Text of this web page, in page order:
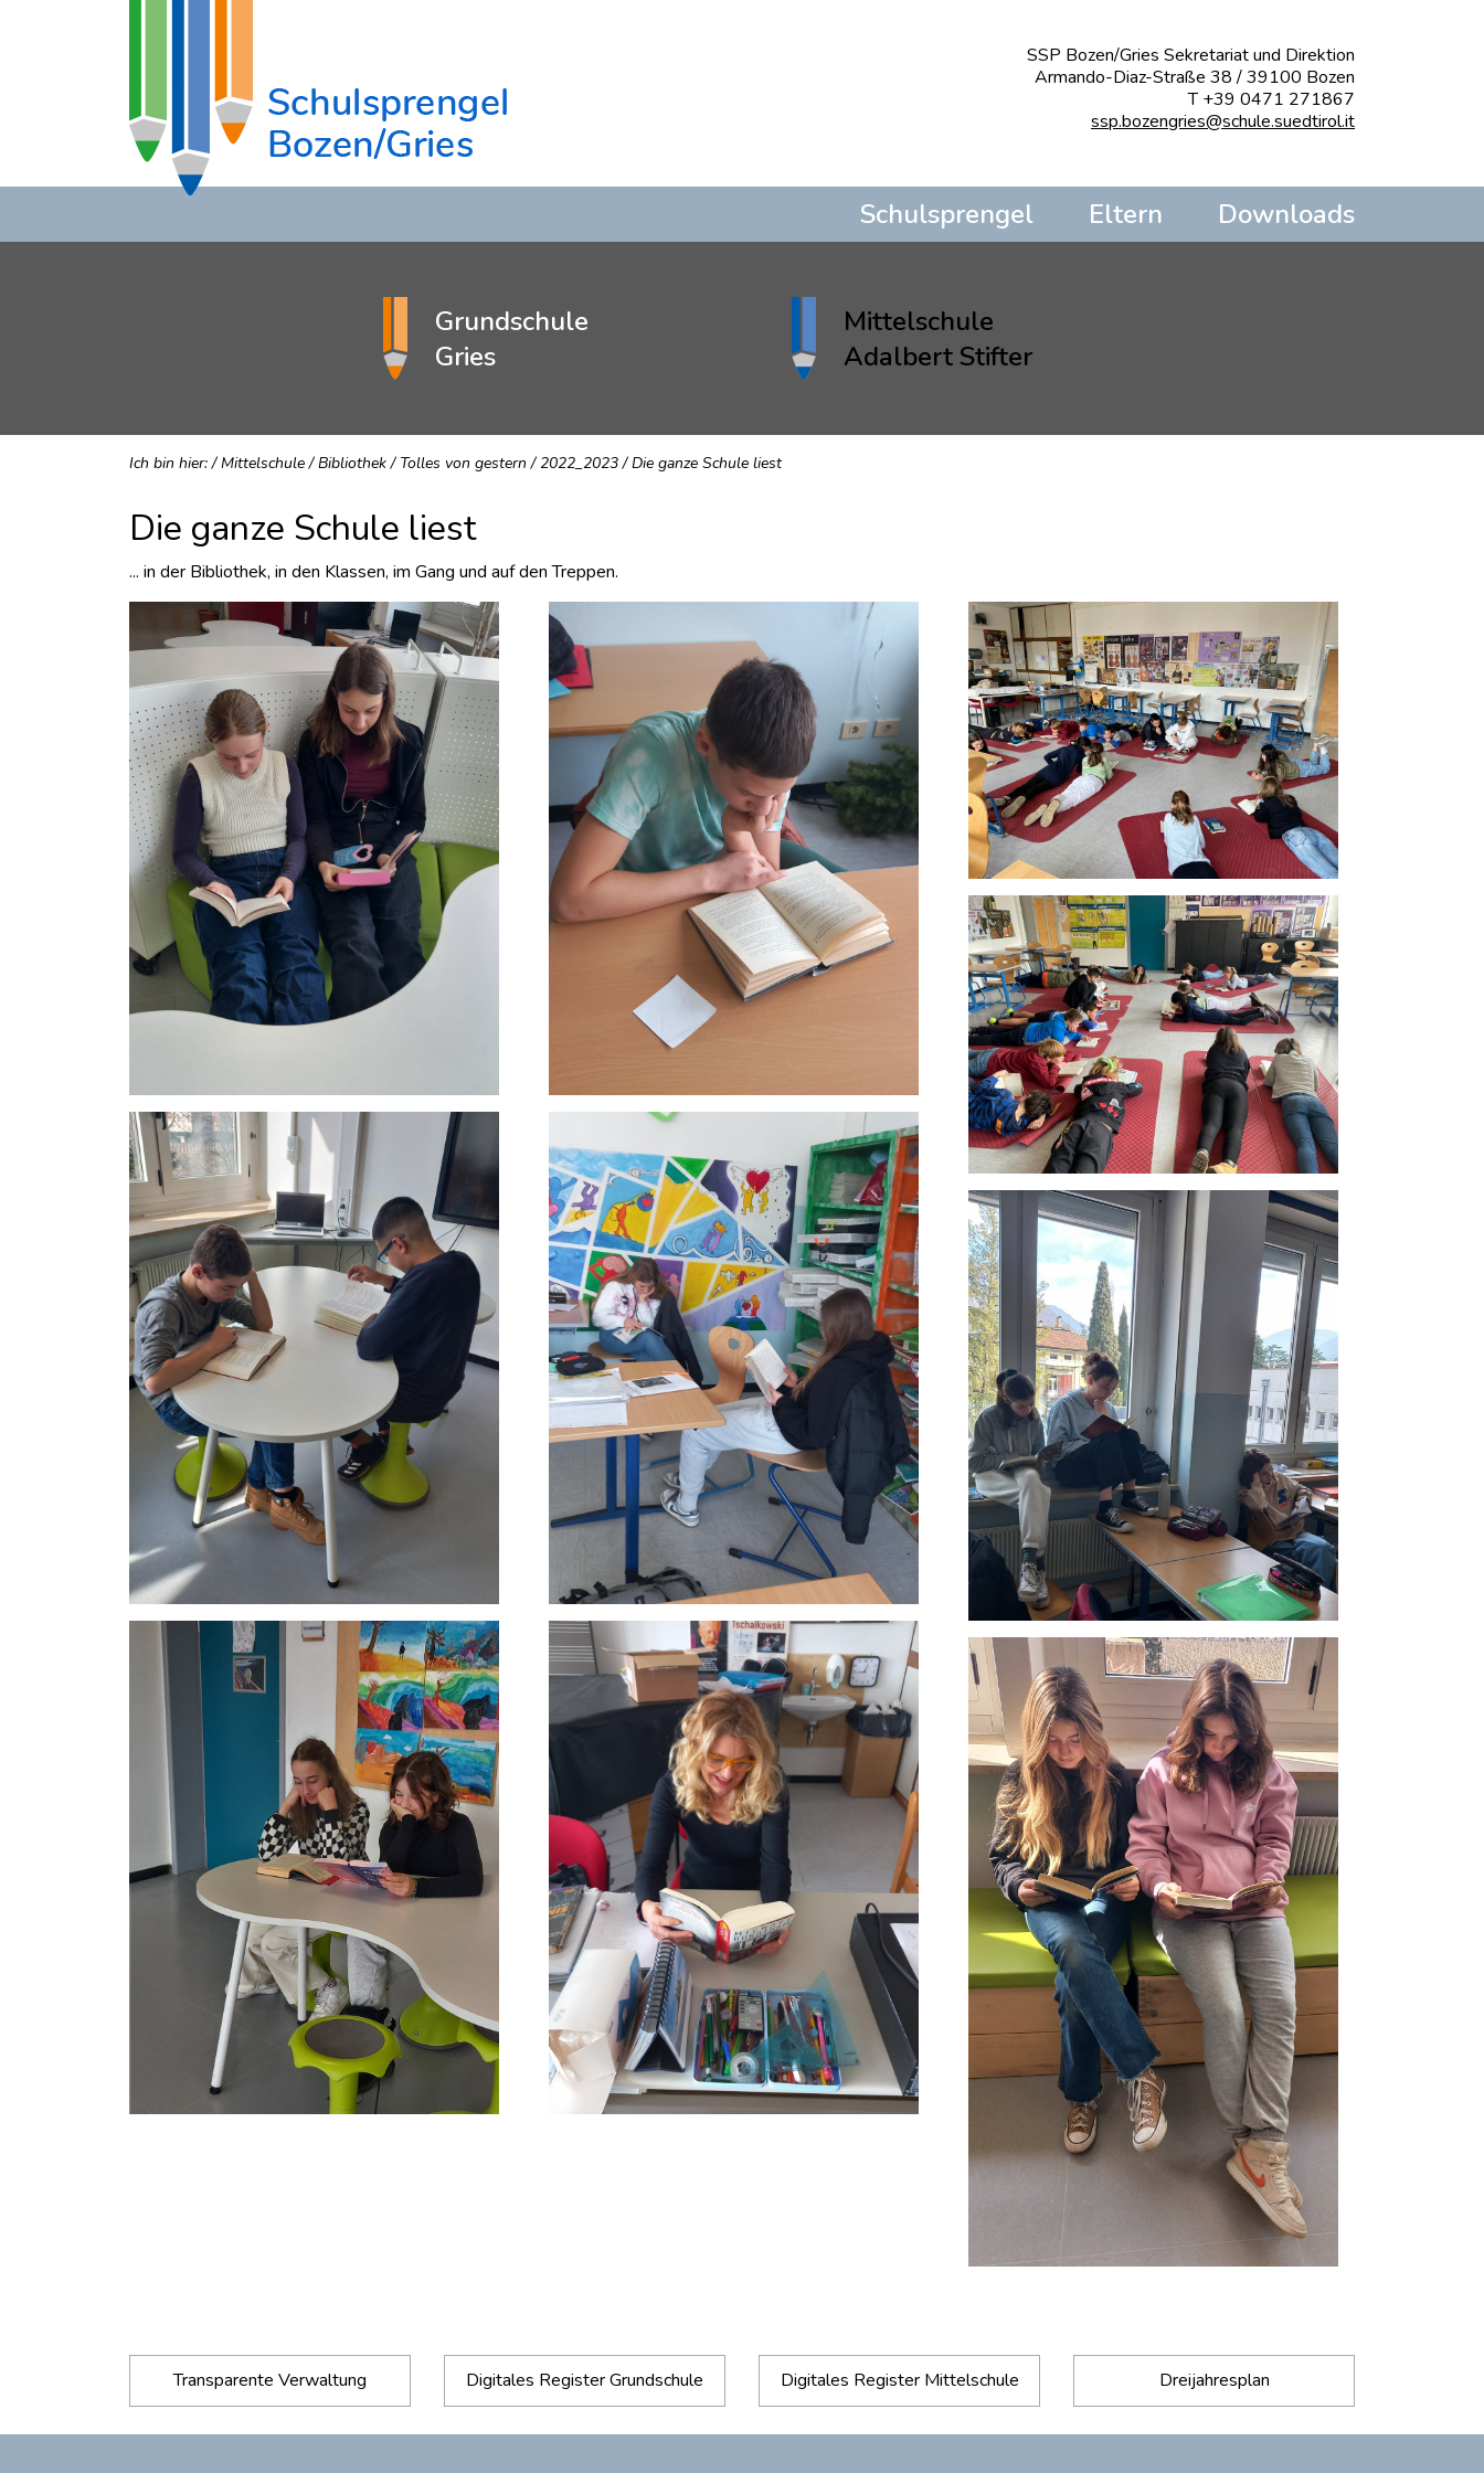
SSP Bozen/Gries Sekretariat und Direktion
Armando-Diaz-Straße 38 / 39100 Bozen
T +39 0471 271867
ssp.bozengries@schule.suedtirol.it
Schulsprengel Eltern Downloads
Grundschule
Gries
Mittelschule
Adalbert Stifter
Ich bin hier:/Mittelschule/Bibliothek/ Tolles von gestern / 2022_2023/Die ganze Schule liest
Die ganze Schule liest
... in der Bibliothek, in den Klassen, im Gang und auf den Treppen.
Transparente Verwaltung Digitales Register Grundschule Digitales Register Mittelschule Dreijahresplan